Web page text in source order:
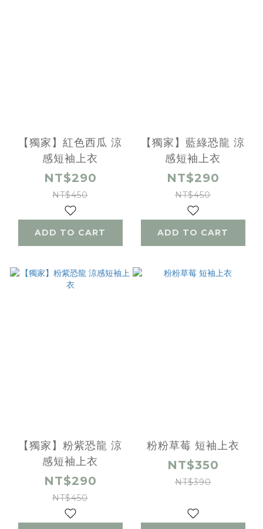
【獨家】紅色西瓜 涼
感短袖上衣
NT$290
NT$450
ADD TO CART
【獨家】藍綠恐龍 涼
感短袖上衣
NT$290
NT$450
ADD TO CART
【獨家】粉紫恐龍 涼
感短袖上衣
NT$290
NT$450
粉粉草莓 短袖上衣
NT$350
NT$390